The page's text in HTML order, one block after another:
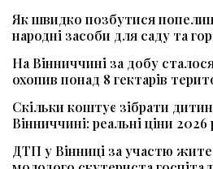
Як швидко позбутися
народні засоби для саду та
На Вінниччині за добу
охопив понад 8 гектарів
Скільки коштує зібрати
Вінниччині: реальні ціни 2026
ДТП у Вінниці за участю